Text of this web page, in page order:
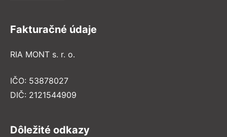
Fakturačné údaje
RIA MONT s. r. o.
IČO: 53878027
DIČ: 2121544909
Dôležité odkazy